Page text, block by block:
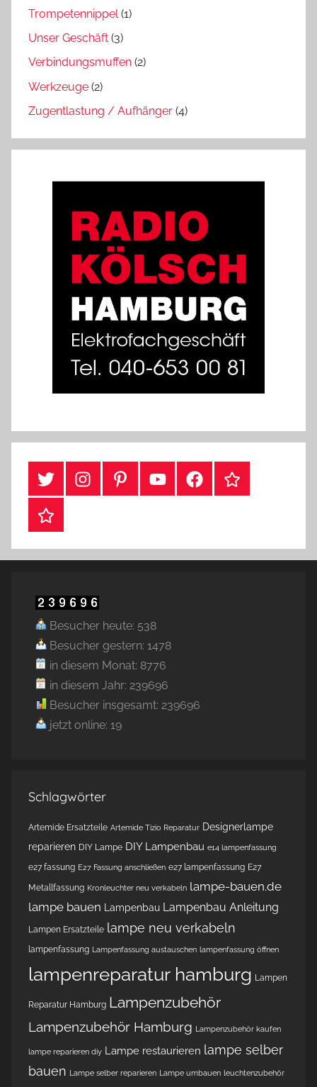
Trompetennippel (1)
Unser Geschäft (3)
Verbindungsmuffen (2)
Werkzeuge (2)
Zugentlastung / Aufhänger (4)
#TwitterInstagramPinterestYouTubeFacebookTikTok
Webshop
Besucher heute: 538
Besucher gestern: 1478
in diesem Monat: 8776
in diesem Jahr: 239696
Besucher insgesamt: 239696
jetzt online: 19
Schlagwörter
Artemide Ersatzteile Artemide Tizio Reparatur Designerlampe
reparieren DIY Lampe DIY Lampenbau e14 lampenfassung
e27 fassung E27 Fassung anschließen e27 lampenfassung E27
Metallfassung Kronleuchter neu verkabeln lampe-bauen.de
lampe bauen Lampenbau Lampenbau Anleitung
Lampen Ersatzteile lampe neu verkabeln
lampenfassung Lampenfassung austauschen lampenfassung öffnen
lampenreparatur hamburg Lampen
Reparatur Hamburg Lampenzubehör
Lampenzubehör Hamburg Lampenzubehör kaufen
lampe reparieren diy Lampe restaurieren lampe selber
bauen
Lampe selber reparieren Lampe umbauen leuchtenzubehör